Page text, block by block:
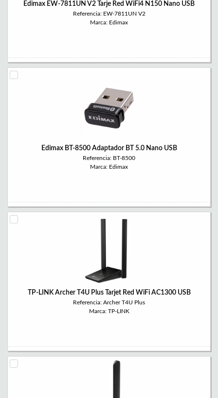
Edimax EW-7811UN V2 Tarje Red WiFi4 N150 Nano USB
Referencia: EW-7811UN V2
Marca: Edimax
Edimax BT-8500 Adaptador BT 5.0 Nano USB
Referencia: BT-8500
Marca: Edimax
TP-LINK Archer T4U Plus Tarjet Red WiFi AC1300 USB
Referencia: Archer T4U Plus
Marca: TP-LINK